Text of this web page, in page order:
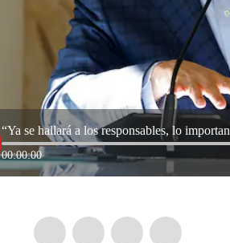
“Ya se hallará a los responsables, lo
00:00:00